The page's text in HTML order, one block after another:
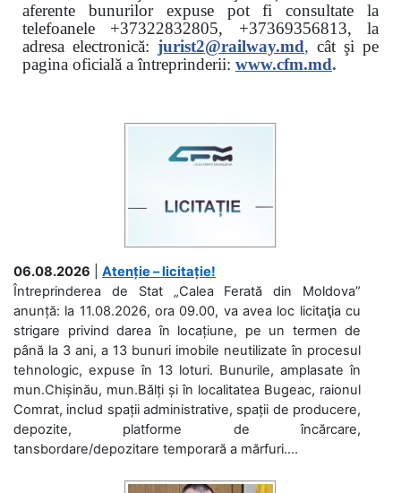
aferente bunurilor expuse pot fi consultate la
telefoanele +37322832805, +37369356813, la
adresa electronică: jurist2@railway.md, cât şi pe
pagina oficială a întreprinderii: www.cfm.md.
06.08.2026
Atenție – licitație!
Întreprinderea de Stat „Calea Ferată din Moldova”
anunță: la 11.08.2026, ora 09.00, va avea loc licitaţia cu
strigare privind darea în locațiune, pe un termen de
până la 3 ani, a 13 bunuri imobile neutilizate în procesul
tehnologic, expuse în 13 loturi. Bunurile, amplasate în
mun.Chișinău, mun.Bălți și în localitatea Bugeac, raionul
Comrat, includ spații administrative, spații de producere,
depozite, platforme de încărcare,
tansbordare/depozitare temporară a mărfuri....